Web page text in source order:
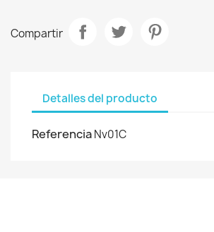
Compartir
Detalles del producto
ReferenciaNv01C